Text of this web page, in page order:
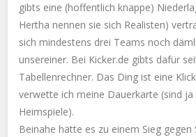
gibts eine (hoffentlich knappe)
Hertha nennen sie sich Realisten)
sich mindestens drei Teams noch
unsereiner. Bei Kicker.de gibts dafür
Tabellenrechner. Das Ding ist eine
verwette ich meine Dauerkarte (sind
Heimspiele).
Beinahe hätte es zu einem Sieg gegen